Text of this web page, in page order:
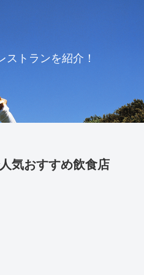
ストランを紹介！
気おすすめ飲食店